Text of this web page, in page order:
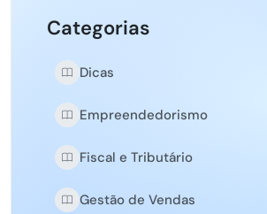
Categorias
Dicas
Empreendedorismo
Fiscal e Tributário
Gestão de Vendas